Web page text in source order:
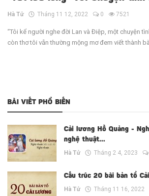
Hà Tử Tháng 11 12, 2022 0 7521
“Tôi kể người nghe đời Lan và Điệp, một chuyện
còn thơ tôi vẫn thường mộng mơ đem viết thành
BÀI VIẾT PHỔ BIẾN
Cải lương Hồ Quảng -
nghệ thuật...
Hà Tử
Tháng 2 4, 2023
Cấu trúc 20 bài bản tổ
Hà Tử
Tháng 11 16, 2022